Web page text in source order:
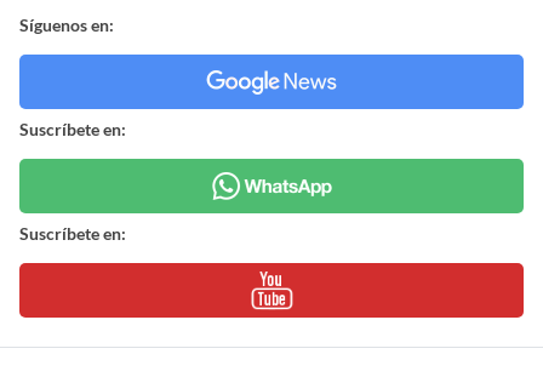
Síguenos en:
Suscríbete en:
Suscríbete en: